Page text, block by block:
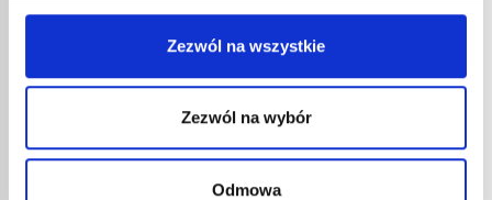
Zezwól na wszystkie
Zezwól na wybór
Odmowa
URZĄDZENIE DO SPAWANIA